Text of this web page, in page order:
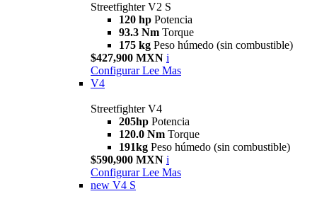
Streetfighter V2 S
120 hp Potencia
93.3 Nm Torque
175 kg Peso húmedo (sin combustible)
$427,900 MXN i
Configurar Lee Mas
V4
Streetfighter V4
205hp Potencia
120.0 Nm Torque
191kg Peso húmedo (sin combustible)
$590,900 MXN i
Configurar Lee Mas
new V4 S